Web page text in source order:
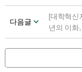
다음글
[대학혁신
년의 이화